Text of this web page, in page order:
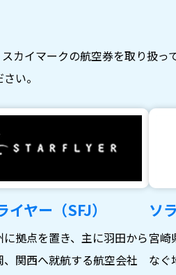
カイマークの航空券を取り扱っ
い。
イヤー（SFJ）
拠点を置き、主に羽田から
関西へ就航する航空会社
ソ
宮崎
なぐ